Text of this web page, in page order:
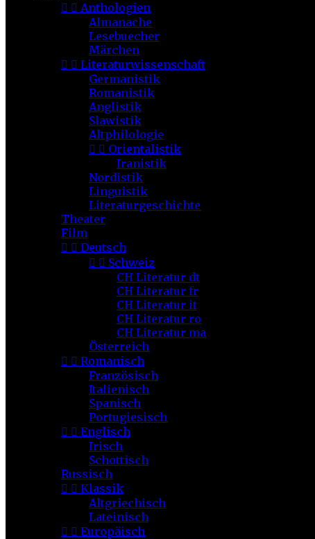
  Anthologien
Almanache
Lesebuecher
Märchen
  Literaturwissenschaft
Germanistik
Romanistik
Anglistik
Slawistik
Altphilologie
  Orientalistik
Iranistik
Nordistik
Linguistik
Literaturgeschichte
Theater
Film
  Deutsch
  Schweiz
CH Literatur dt
CH Literatur fr
CH Literatur it
CH Literatur ro
CH Literatur ma
Österreich
  Romanisch
Französisch
Italienisch
Spanisch
Portugiesisch
  Englisch
Irisch
Schottisch
Russisch
  Klassik
Altgriechisch
Lateinisch
  Europäisch